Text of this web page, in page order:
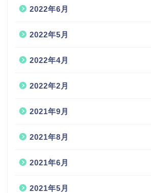
2022年6月
2022年5月
2022年4月
2022年2月
2021年9月
2021年8月
2021年6月
2021年5月